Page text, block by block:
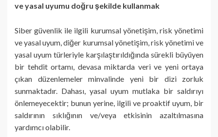
ve yasal uyumu doğru şekilde kullanmak
Siber güvenlik ile ilgili kurumsal yönetişim, risk yönetimi
ve yasal uyum, diğer kurumsal yönetişim, risk yönetimi ve
yasal uyum türleriyle karşılaştırıldığında sürekli büyüyen
bir tehdit ortamı, devasa miktarda veri ve yeni ortaya
çıkan düzenlemeler minvalinde yeni bir dizi zorluk
sunmaktadır. Dahası, yasal uyum mutlaka bir saldırıyı
önlemeyecektir; bunun yerine, ilgili ve proaktif uyum, bir
saldırının sıklığının ve/veya etkisinin azaltılmasına
yardımcı olabilir.